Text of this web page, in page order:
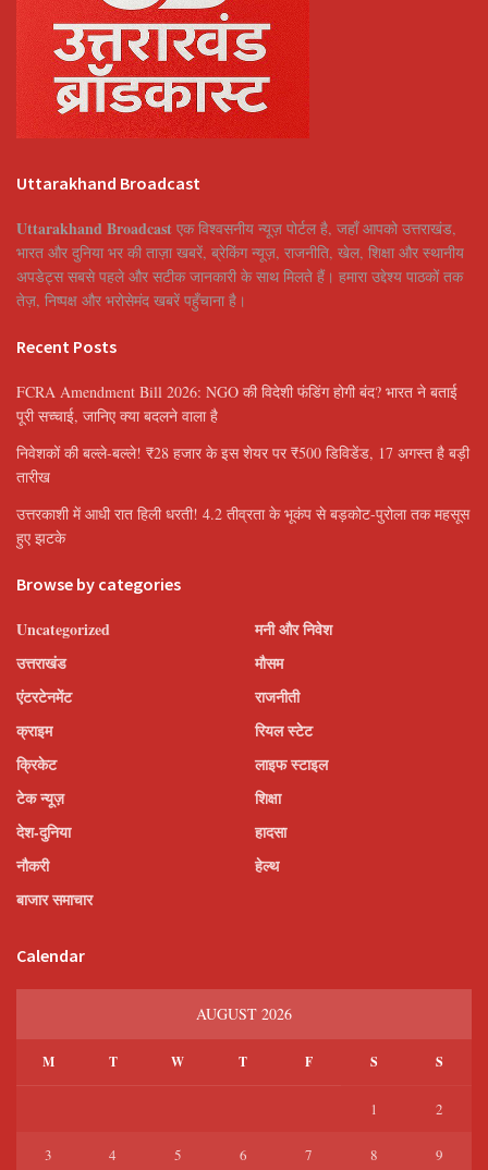
Uttarakhand Broadcast
Uttarakhand Broadcast एक विश्वसनीय न्यूज़ पोर्टल है, जहाँ आपको उत्तराखंड,
भारत और दुनिया भर की ताज़ा खबरें, ब्रेकिंग न्यूज़, राजनीति, खेल, शिक्षा और स्थानीय
अपडेट्स सबसे पहले और सटीक जानकारी के साथ मिलते हैं। हमारा उद्देश्य पाठकों तक
तेज़, निष्पक्ष और भरोसेमंद खबरें पहुँचाना है।
Recent Posts
FCRA Amendment Bill 2026: NGO की विदेशी फंडिंग होगी बंद? भारत ने बताई
पूरी सच्चाई, जानिए क्या बदलने वाला है
निवेशकों की बल्ले-बल्ले! ₹28 हजार के इस शेयर पर ₹500 डिविडेंड, 17 अगस्त है बड़ी
तारीख
उत्तरकाशी में आधी रात हिली धरती! 4.2 तीव्रता के भूकंप से बड़कोट-पुरोला तक महसूस
हुए झटके
Browse by categories
Uncategorized
उत्तराखंड
एंटरटेनमेंट
क्राइम
क्रिकेट
टेक न्यूज़
देश-दुनिया
नौकरी
बाजार समाचार
मनी और निवेश
मौसम
राजनीती
रियल स्टेट
लाइफ स्टाइल
शिक्षा
हादसा
हेल्थ
Calendar
AUGUST 2026
M T W T F S S
1 2
3 4 5 6 7 8 9